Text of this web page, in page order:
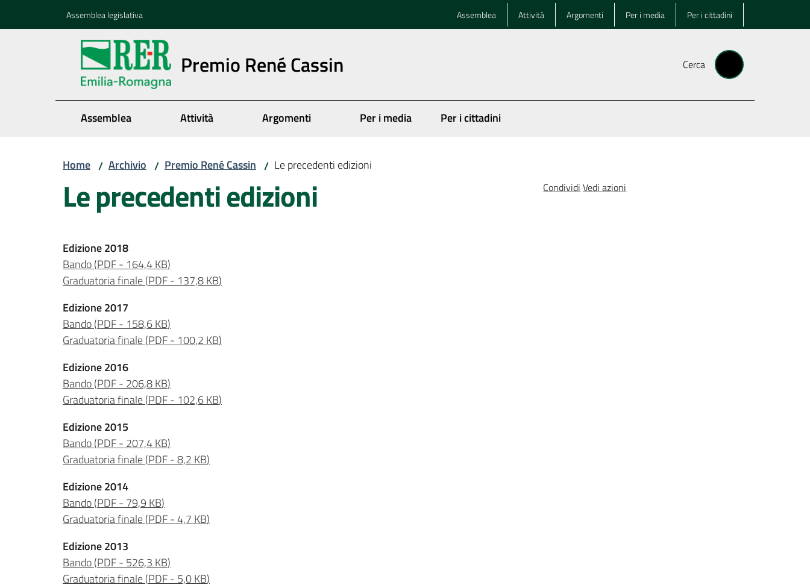
Assemblea legislativa Assemblea Attività Argomenti Per i media Per i cittadini
Premio René Cassin Cerca
Assemblea Attività Argomenti Per i media Per i cittadini
Home / Archivio / Premio René Cassin / Le precedenti edizioni
Le precedenti edizioni Condividi Vedi azioni
Edizione 2018
Bando(PDF- 164,4 KB)
Graduatoria finale(PDF- 137,8 KB)
Edizione 2017
Bando(PDF- 158,6 KB)
Graduatoria finale(PDF- 100,2 KB)
Edizione 2016
Bando(PDF- 206,8 KB)
Graduatoria finale(PDF- 102,6 KB)
Edizione 2015
Bando(PDF- 207,4 KB)
Graduatoria finale(PDF-8,2 KB)
Edizione 2014
Bando(PDF- 79,9 KB)
Graduatoria finale(PDF-4,7 KB)
Edizione 2013
Bando(PDF- 526,3 KB)
Graduatoria finale(PDF- 5,0 KB)